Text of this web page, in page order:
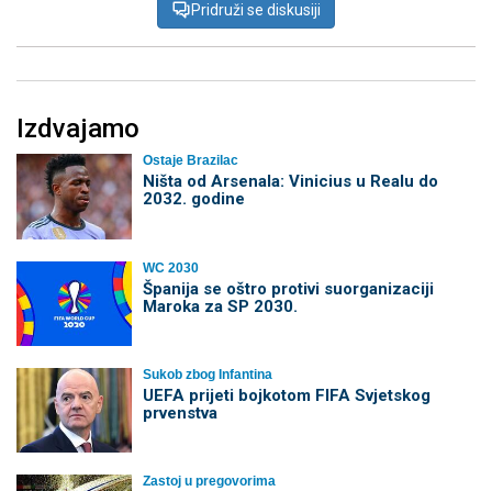
Pridruži se diskusiji
Izdvajamo
Ostaje Brazilac
Ništa od Arsenala: Vinicius u Realu do
2032. godine
WC 2030
Španija se oštro protivi suorganizaciji
Maroka za SP 2030.
Sukob zbog Infantina
UEFA prijeti bojkotom FIFA Svjetskog
prvenstva
Zastoj u pregovorima